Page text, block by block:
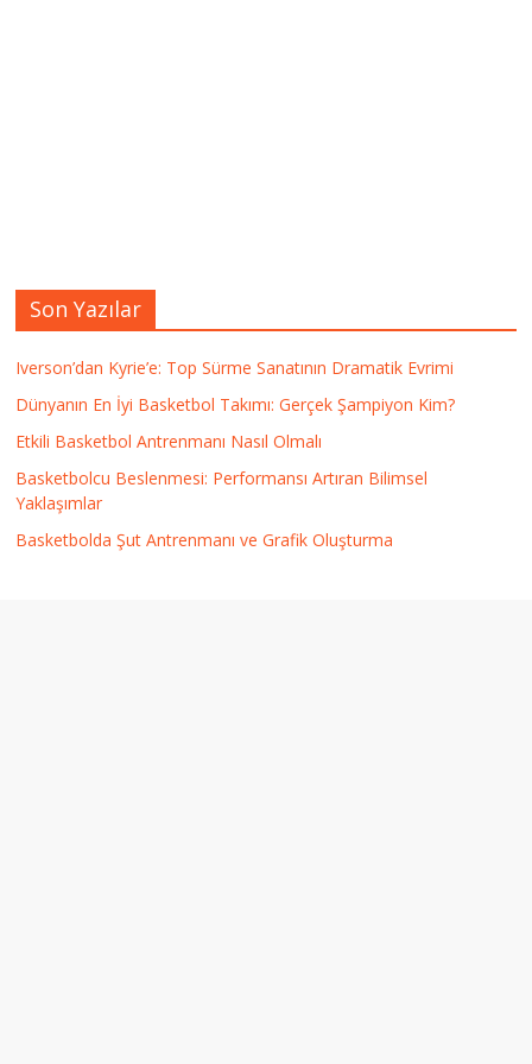
Son Yazılar
Iverson’dan Kyrie’e: Top Sürme Sanatının Dramatik Evrimi
Dünyanın En İyi Basketbol Takımı: Gerçek Şampiyon Kim?
Etkili Basketbol Antrenmanı Nasıl Olmalı
Basketbolcu Beslenmesi: Performansı Artıran Bilimsel
Yaklaşımlar
Basketbolda Şut Antrenmanı ve Grafik Oluşturma